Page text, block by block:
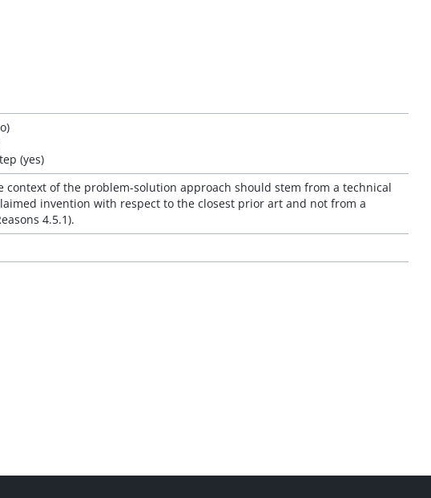
(yes)
of the problem-solution approach should stem from a technical
invention with respect to the closest prior art and not from a
4.5.1).